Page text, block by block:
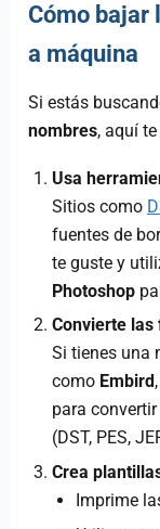
Cómo bajar
a máquina
Si estás
nombres, aquí
Usa
Sitios como
fuentes de
te guste y
Photoshop
Convierte
Si tienes una
como Embird ,
para
(DST, PES,
Crea
Imprime